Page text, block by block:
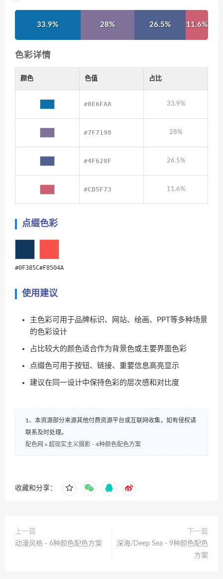
33.9% 28% 26.5% 11.6%
色彩详情
颜色 色值 占比
#0E6FAA 33.9%
#7F7198 28%
#4F628F 26.5%
#CD5F73 11.6%
点缀色彩
#0F385C#F8504A
使用建议
主色彩可用于品牌标识、网站、绘画、PPT等多种场景
的色彩设计
占比较大的颜色适合作为背景色或主要界面色彩
点缀色可用于按钮、链接、重要信息高亮显示
建议在同一设计中保持色彩的层次感和对比度
1、本资源部分来源其他付费资源平台或互联网收集，如有侵权请
联系及时处理。
配色网 » 超现实主义摄影 - 4种颜色配色方案
收藏和分享：
上一篇
动漫风格 - 6种颜色配色方案
下一篇
深海/Deep Sea - 9种颜色配色
方案